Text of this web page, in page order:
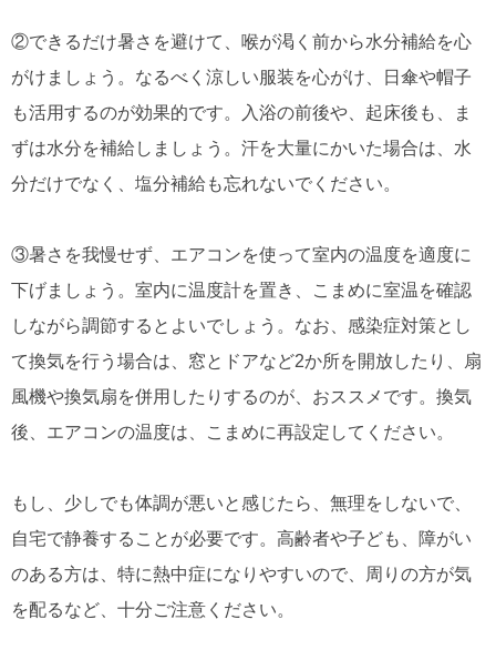
②できるだけ暑さを避けて、喉が渇く前から水分補給を心
がけましょう。なるべく涼しい服装を心がけ、日傘や帽子
も活用するのが効果的です。入浴の前後や、起床後も、ま
ずは水分を補給しましょう。汗を大量にかいた場合は、水
分だけでなく、塩分補給も忘れないでください。
③暑さを我慢せず、エアコンを使って室内の温度を適度に
下げましょう。室内に温度計を置き、こまめに室温を確認
しながら調節するとよいでしょう。なお、感染症対策とし
て換気を行う場合は、窓とドアなど2か所を開放したり、扇
風機や換気扇を併用したりするのが、おススメです。換気
後、エアコンの温度は、こまめに再設定してください。
もし、少しでも体調が悪いと感じたら、無理をしないで、
自宅で静養することが必要です。高齢者や子ども、障がい
のある方は、特に熱中症になりやすいので、周りの方が気
を配るなど、十分ご注意ください。